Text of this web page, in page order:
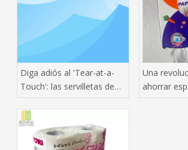
Diga adiós al 'Tear-at-a-
Touch': las servilletas de
convierten en las nuevas
favoritas de los
restaurantes
Una
ahorrar